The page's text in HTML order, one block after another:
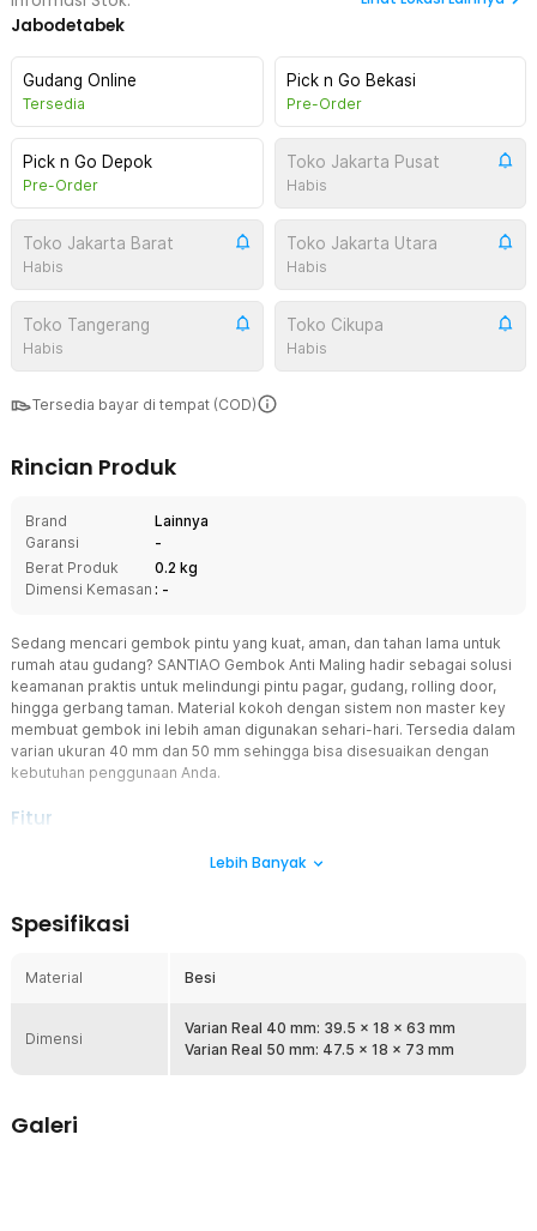
Jabodetabek
Gudang Online
Tersedia
Pick n Go Bekasi
Pre-Order
Pick n Go Depok
Pre-Order
Toko Jakarta Pusat
Habis
Toko Jakarta Barat
Habis
Toko Jakarta Utara
Habis
Toko Tangerang
Habis
Toko Cikupa
Habis
Tersedia bayar di tempat (COD)
Rincian Produk
Brand
Lainnya
Garansi
-
Berat Produk
0.2 kg
Dimensi Kemasan : -
Sedang mencari gembok pintu yang kuat, aman, dan tahan lama untuk
rumah atau gudang? SANTIAO Gembok Anti Maling hadir sebagai solusi
keamanan praktis untuk melindungi pintu pagar, gudang, rolling door,
hingga gerbang taman. Material kokoh dengan sistem non master key
membuat gembok ini lebih aman digunakan sehari-hari. Tersedia dalam
varian ukuran 40 mm dan 50 mm sehingga bisa disesuaikan dengan
kebutuhan penggunaan Anda.
Fitur
Mekanisme Anti Maling
desain setengah matang di mana sebagian besar batang gembok
gergaji atau baut pemotong. Desain ini menjadikannya pilihan tepat
Bahan Kokoh dan Tahan Lama
Gembok SANTIAO dibuat menggunakan material besi
dibuka secara paksa dan membantu meningkatkan keamanan
Lebih Banyak
Spesifikasi
Material Besi
Dimensi
Varian Real 40 mm: 39.5 x 18 x 63 mm
Varian Real 50 mm: 47.5 x 18 x 73 mm
Galeri